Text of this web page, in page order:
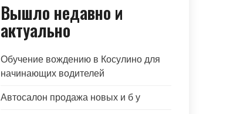
Вышло недавно и
актуально
Обучение вождению в Косулино для
начинающих водителей
Автосалон продажа новых и б у